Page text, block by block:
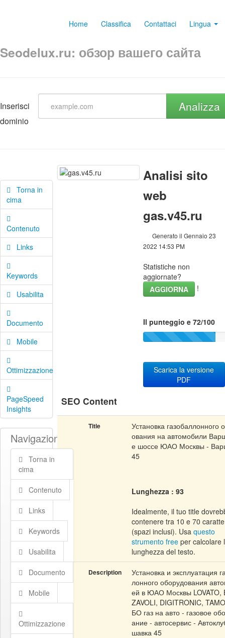
Home Classifica Contattaci Lingua
Seodelux.ru: обзор вашего сайта
Inserisci
dominio
Analizza
Torna in
cima
Contenuto
Links
Keywords
Usabilita
Documento
Mobile
Ottimizzazione
PageSpeed
Insights
Navigazione
Torna in
cima
Contenuto
Links
Keywords
Usabilita
Documento
Mobile
Ottimizzazione
Analisi sito
web
gas.v45.ru
Generato il Gennaio 23
2022 14:53 PM
Statistiche non
aggiornate?
AGGIORNA
!
Il punteggio e 72/100
Scarica la versione
PDF
SEO Content
Title
Установка газобаллонного
ования на автомобили
е шоссе ЮАО Москвы -
45
Lunghezza : 93
Idealmente, il tuo title
contenere tra 10 e 70
(spazi inclusi). Usaquesto
strumento free per calcolare
lunghezza del testo.
Description
Установка и эксплуатация
лонного оборудования
ей в ЮАО Москвы LOVATO,
ZAVOLI, DIGITRONIC,
БО газ на авто - газовое
ание - автосервис -
шавка 45